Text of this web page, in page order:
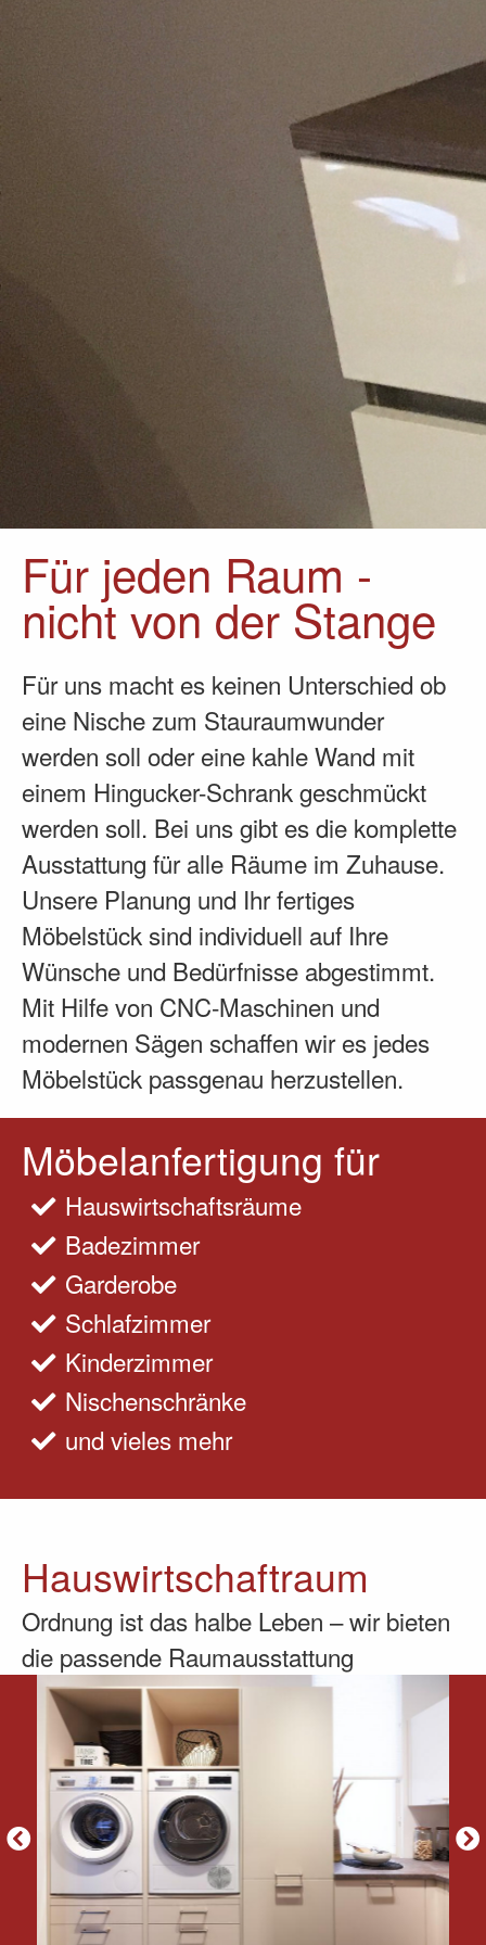
Für jeden Raum -
nicht von der Stange
Für uns macht es keinen Unterschied ob
eine Nische zum Stauraumwunder
werden soll oder eine kahle Wand mit
einem Hingucker-Schrank geschmückt
werden soll. Bei uns gibt es die komplette
Ausstattung für alle Räume im Zuhause.
Unsere Planung und Ihr fertiges
Möbelstück sind individuell auf Ihre
Wünsche und Bedürfnisse abgestimmt.
Mit Hilfe von CNC-Maschinen und
modernen Sägen schaffen wir es jedes
Möbelstück passgenau herzustellen.
Möbelanfertigung für
Hauswirtschaftsräume
Badezimmer
Garderobe
Schlafzimmer
Kinderzimmer
Nischenschränke
und vieles mehr
Hauswirtschaftraum
Ordnung ist das halbe Leben – wir bieten
die passende Raumausstattung